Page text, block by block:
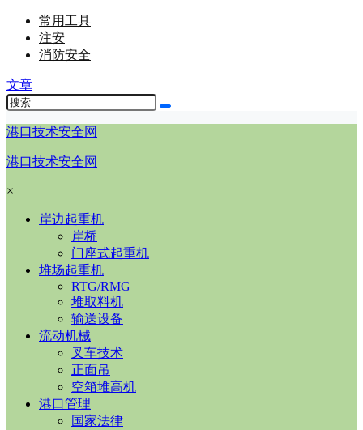
常用工具
注安
消防安全
文章
港口技术安全网
港口技术安全网
×
岸边起重机
岸桥
门座式起重机
堆场起重机
RTG/RMG
堆取料机
输送设备
流动机械
叉车技术
正面吊
空箱堆高机
港口管理
国家法律